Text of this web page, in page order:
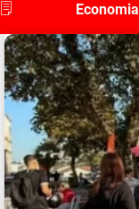
Economia